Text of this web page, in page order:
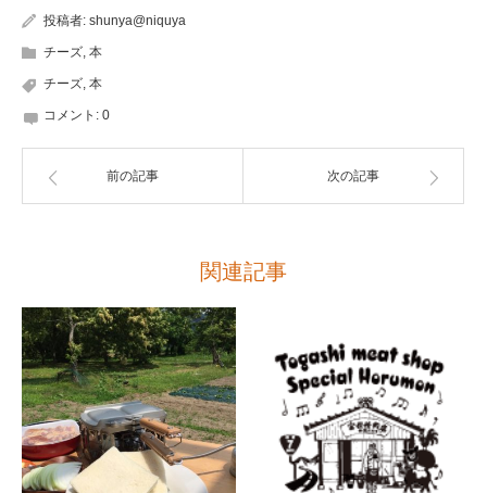
投稿者: shunya@niquya
チーズ, 本
チーズ, 本
コメント: 0
前の記事 次の記事
関連記事